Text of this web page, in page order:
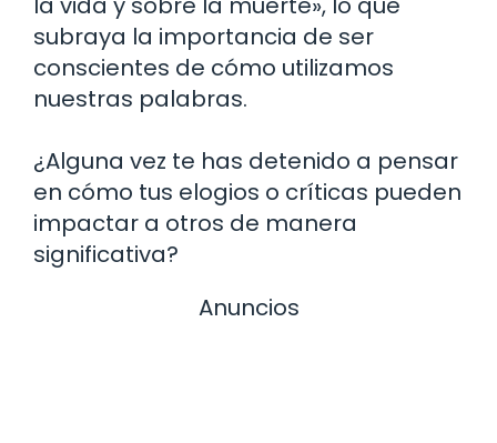
subraya la importancia de ser
conscientes de cómo utilizamos
nuestras palabras.
¿Alguna vez te has detenido a pensar
en cómo tus elogios o críticas pueden
impactar a otros de manera
significativa?
Anuncios